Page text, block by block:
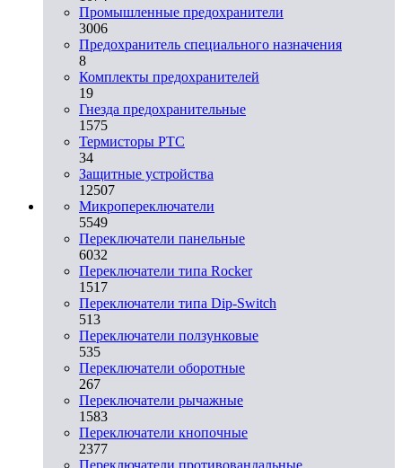
Промышленные предохранители
3006
Предохранитель специального назначения
8
Комплекты предохранителей
19
Гнезда предохранительные
1575
Термисторы PTC
34
Защитные устройства
12507
Микропереключатели
5549
Переключатели панельные
6032
Переключатели типа Rocker
1517
Переключатели типа Dip-Switch
513
Переключатели ползунковые
535
Переключатели оборотные
267
Переключатели рычажные
1583
Переключатели кнопочные
2377
Переключатели противовандальные